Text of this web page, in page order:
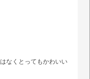
なくとってもかわいい